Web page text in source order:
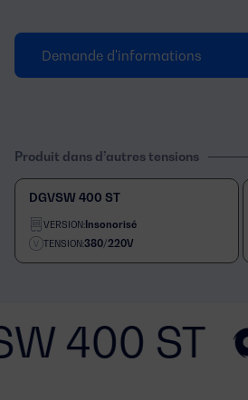
Demande d'informations
Produit dans d’autres tensions
DGVSW 400 ST
VERSION:Insonorisé
TENSION:380/220V
400 ST